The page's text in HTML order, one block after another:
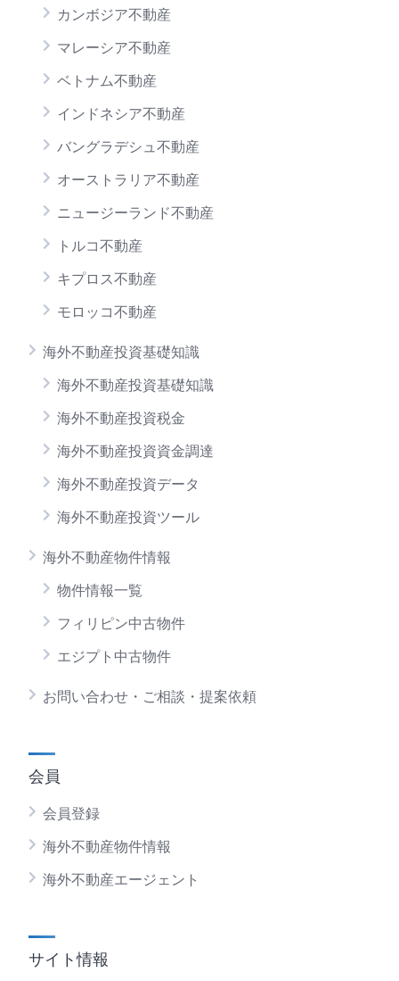
カンボジア不動産
マレーシア不動産
ベトナム不動産
インドネシア不動産
バングラデシュ不動産
オーストラリア不動産
ニュージーランド不動産
トルコ不動産
キプロス不動産
モロッコ不動産
海外不動産投資基礎知識
海外不動産投資基礎知識
海外不動産投資税金
海外不動産投資資金調達
海外不動産投資データ
海外不動産投資ツール
海外不動産物件情報
物件情報一覧
フィリピン中古物件
エジプト中古物件
お問い合わせ・ご相談・提案依頼
会員
会員登録
海外不動産物件情報
海外不動産エージェント
サイト情報